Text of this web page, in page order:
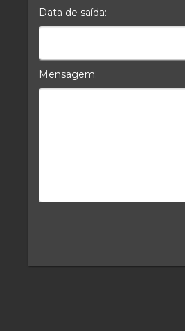
Data de saída:
Mensagem: